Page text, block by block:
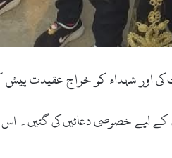
کی اور شہداء کو خراج عقیدت پیش
لیے خصوصی دعائیں کی گئیں۔ اس